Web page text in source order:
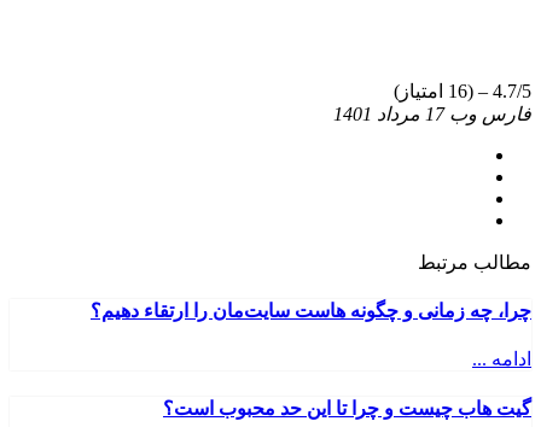
4.7/5 – (16 امتیاز)
فارس وب 17 مرداد 1401
مطالب مرتبط
چرا، چه زمانی و چگونه هاست سایت‌مان را ارتقاء دهیم؟
ادامه ...
گیت هاب چیست و چرا تا این حد محبوب است؟